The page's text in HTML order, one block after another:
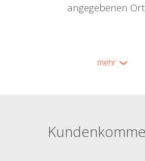
angegebenen
mehr